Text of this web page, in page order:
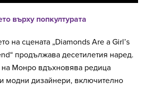
върху попкултурата
на сцената „Diamonds Are a Girl’s
продължава десетилетия наред.
на Монро вдъхновява редица
и модни дизайнери, включително